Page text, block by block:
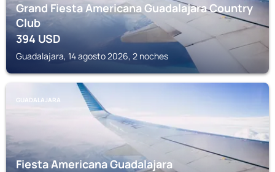
Grand Fiesta Americana Guadalajara Country
Club
394USD
Guadalajara, 14 agosto 2026, 2 noches
GUADALAJARA
Fiesta Americana Guadalajara